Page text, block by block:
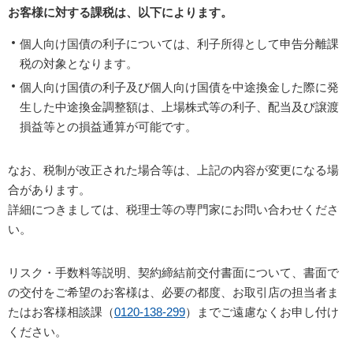
お客様に対する課税は、以下によります。
個人向け国債の利子については、利子所得として申告分離課
税の対象となります。
個人向け国債の利子及び個人向け国債を中途換金した際に発
生した中途換金調整額は、上場株式等の利子、配当及び譲渡
損益等との損益通算が可能です。
なお、税制が改正された場合等は、上記の内容が変更になる場
合があります。
詳細につきましては、税理士等の専門家にお問い合わせくださ
い。
リスク・手数料等説明、契約締結前交付書面について、書面で
の交付をご希望のお客様は、必要の都度、お取引店の担当者ま
たはお客様相談課（0120-138-299）までご遠慮なくお申し付け
ください。